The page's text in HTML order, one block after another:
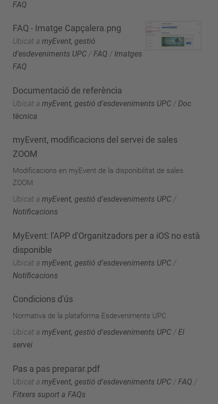
FAQ
FAQ - Imatge Capçalera.png
Ubicat a myEvent, gestió
d'esdeveniments UPC /FAQ / Imatges
FAQ
Documentació de referència
Ubicat a myEvent, gestió d'esdeveniments UPC / Doc
tècnica
myEvent, modificacions del servei de sales
ZOOM
Modificacions en myEvent de la disponibilitat de sales
ZOOM
Ubicat a myEvent, gestió d'esdeveniments UPC /
Notificacions
MyEvent: l'APP d'Organitzadors per a iOS no està
disponible
Ubicat a myEvent, gestió d'esdeveniments UPC /
Notificacions
Condicions d'ús
Normativa de la plataforma Esdeveniments UPC
Ubicat a myEvent, gestió d'esdeveniments UPC /El
servei
Pas a pas preparar.pdf
Ubicat a myEvent, gestió d'esdeveniments UPC / FAQ /
Fitxers suport a FAQs